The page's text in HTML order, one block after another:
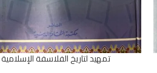
إضافة إلى السلةتمهيد لتاريخ الفلاسفة الإسلامية